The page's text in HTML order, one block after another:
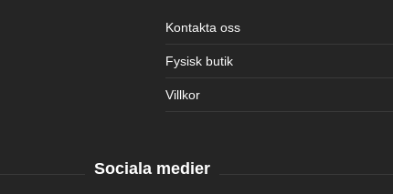
Kontakta oss
Fysisk butik
Villkor
Sociala medier